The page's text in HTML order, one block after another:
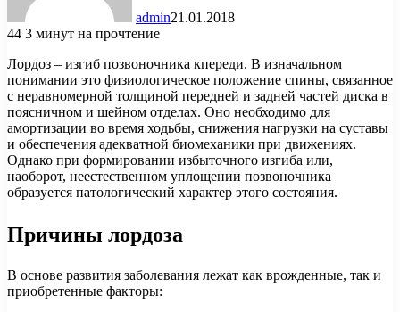
admin21.01.2018
44 3 минут на прочтение
Лордоз – изгиб позвоночника кпереди. В изначальном
понимании это физиологическое положение спины, связанное
с неравномерной толщиной передней и задней частей диска в
поясничном и шейном отделах. Оно необходимо для
амортизации во время ходьбы, снижения нагрузки на суставы
и обеспечения адекватной биомеханики при движениях.
Однако при формировании избыточного изгиба или,
наоборот, неестественном уплощении позвоночника
образуется патологический характер этого состояния.
Причины лордоза
В основе развития заболевания лежат как врожденные, так и
приобретенные факторы: